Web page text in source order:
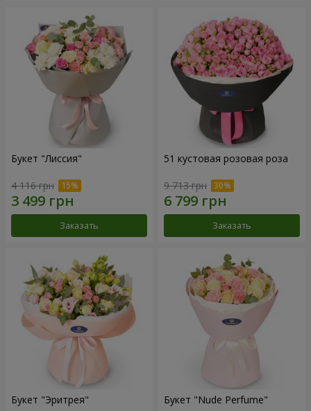
Букет "Лиссия"
4 116 грн
Заказать
51 кустовая розовая роза
9 713 грн
Заказать
Букет "Эритрея" Букет "Nude Perfume"